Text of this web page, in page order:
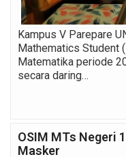
Kampus V Parepare
Mathematics Student
Matematika periode
secara daring…
OSIM MTs Negeri
Masker